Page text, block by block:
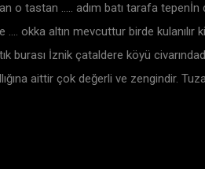
o tastan ….. adım batı tarafa tepenİn
okka altın mevcuttur birde kulanılır
burası İznik çataldere köyü
aittir çok değerli ve zengindir.